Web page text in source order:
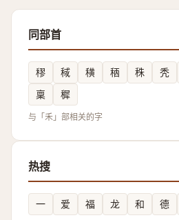
同部首
穋 稢 穔 䄼 秼 秃
稟
穉
与「禾」部相关的字
热搜
一 爱 福 龙 和 德